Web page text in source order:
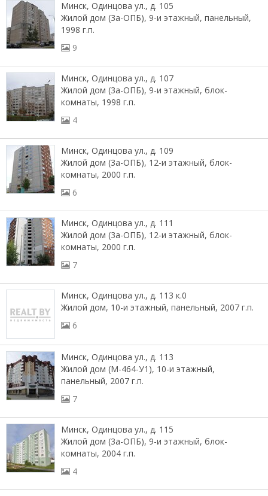
Минск, Одинцова ул., д. 105
Жилой дом (3а-ОПБ), 9-и этажный, панельный,
1998 г.п.
9
Минск, Одинцова ул., д. 107
Жилой дом (3а-ОПБ), 9-и этажный, блок-
комнаты, 1998 г.п.
4
Минск, Одинцова ул., д. 109
Жилой дом (3а-ОПБ), 12-и этажный, блок-
комнаты, 2000 г.п.
6
Минск, Одинцова ул., д. 111
Жилой дом (3а-ОПБ), 12-и этажный, блок-
комнаты, 2000 г.п.
7
Минск, Одинцова ул., д. 113 к.0
Жилой дом, 10-и этажный, панельный, 2007 г.п.
6
Минск, Одинцова ул., д. 113
Жилой дом (М-464-У1), 10-и этажный,
панельный, 2007 г.п.
7
Минск, Одинцова ул., д. 115
Жилой дом (3а-ОПБ), 9-и этажный, блок-
комнаты, 2004 г.п.
4